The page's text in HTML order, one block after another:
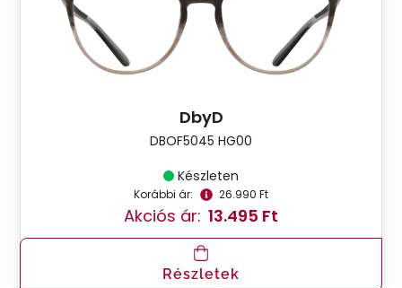
DbyD
DBOF5045 HG00
Készleten
Korábbi ár: 26.990 Ft
Akciós ár: 13.495 Ft
Részletek